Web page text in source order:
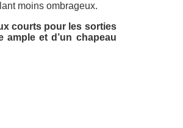
moins ombrageux.
courts pour les sorties
ample et d’un chapeau